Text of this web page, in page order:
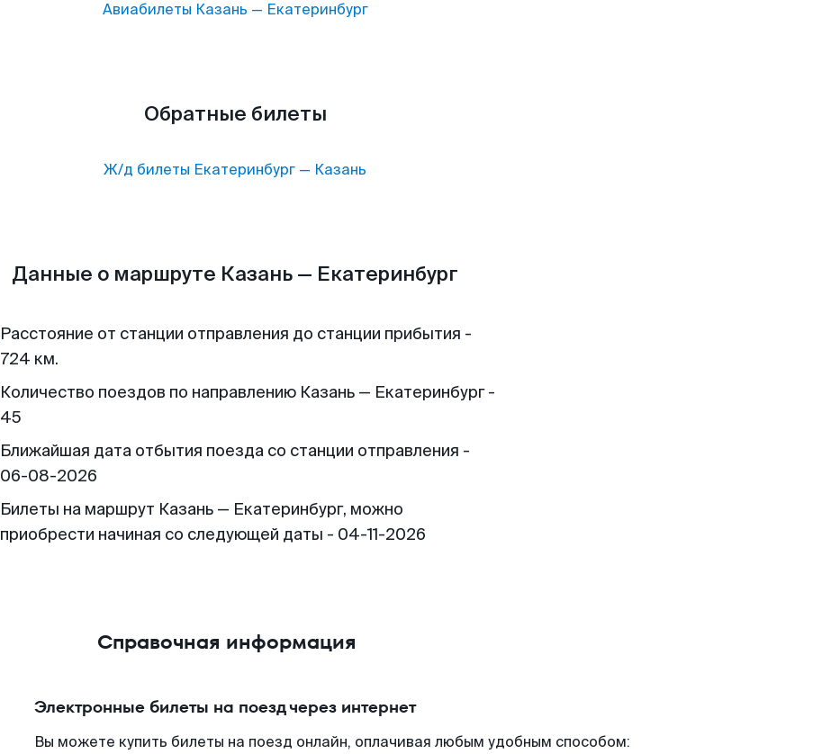
Авиабилеты Казань — Екатеринбург
Обратные билеты
Ж/д билеты Екатеринбург — Казань
Данные о маршруте Казань — Екатеринбург
Расстояние от станции отправления до станции прибытия -
724 км.
Количество поездов по направлению Казань — Екатеринбург -
45
Ближайшая дата отбытия поезда со станции отправления -
06-08-2026
Билеты на маршрут Казань — Екатеринбург, можно
приобрести начиная со следующей даты - 04-11-2026
Справочная информация
Электронные билеты на поезд через интернет
Вы можете купить билеты на поезд онлайн, оплачивая любым удобным способом: